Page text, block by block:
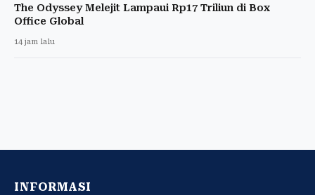
The Odyssey Melejit Lampaui Rp17 Triliun di Box
Office Global
14 jam lalu
INFORMASI